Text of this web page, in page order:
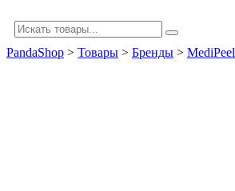
PandaShop > Товары > Бренды > MediPeel